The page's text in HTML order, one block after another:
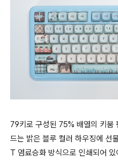
79키로 구성된 75% 배열의 키붐
드는 밝은 블루 컬러 하우징에 선
T 염료승화 방식으로 인쇄되어